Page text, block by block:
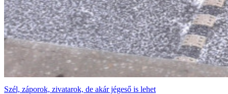
Szél, záporok, zivatarok, de akár jégeső is lehet